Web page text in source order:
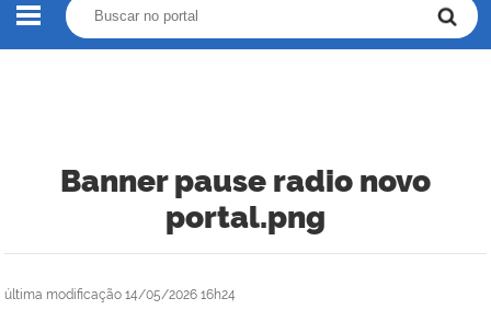
Banner pause radio novo
portal.png
última modificação 14/05/2026 16h24